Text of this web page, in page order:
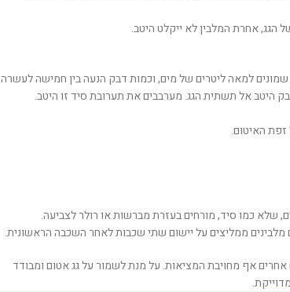
הגג, אחרת המלבין לא ייקלט היטב.
שמונים למאה ליטרים של מים, וכמות דבק הנעה בין חמישה לעשרה
היטב אל תשתית הגג. מערבבים את תערובת סיד זו היטב.
האיטום.
שלא כמו סיד, מורחים בעזרת מברשות או רולר לצביעה.
ממליצים על יישום שתי שכבות לאחר השכבה הראשונית.
אף מחויבת המציאות. על מנת לשמור על גג אטום ומבודד